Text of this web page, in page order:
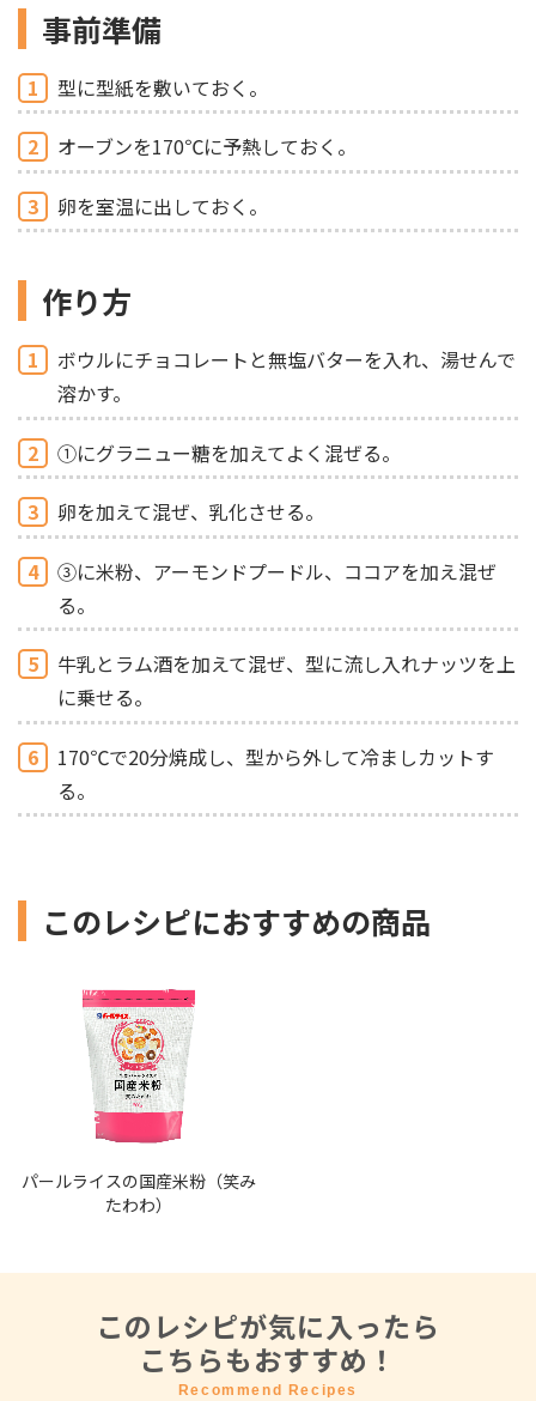
事前準備
1 型に型紙を敷いておく。
2 オーブンを170℃に予熱しておく。
3 卵を室温に出しておく。
作り方
1
ボウルにチョコレートと無塩バターを入れ、湯せんで
溶かす。
2 ①にグラニュー糖を加えてよく混ぜる。
3 卵を加えて混ぜ、乳化させる。
4
③に米粉、アーモンドプードル、ココアを加え混ぜ
る。
5
牛乳とラム酒を加えて混ぜ、型に流し入れナッツを上
に乗せる。
6
170℃で20分焼成し、型から外して冷ましカットす
る。
このレシピにおすすめの商品
パールライスの国産米粉（笑み
たわわ）
このレシピが気に入ったら
こちらもおすすめ！
Recommend Recipes